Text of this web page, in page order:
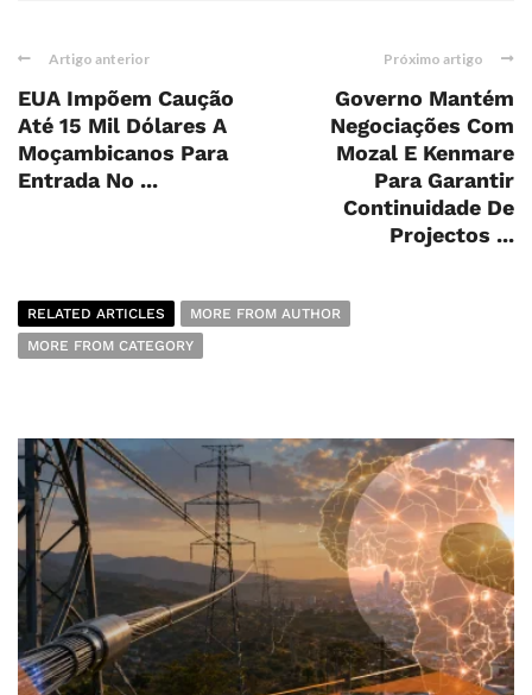
Artigo anterior
EUA Impõem Caução
Até 15 Mil Dólares A
Moçambicanos Para
Entrada No ...
Próximo artigo
Governo Mantém
Negociações Com
Mozal E Kenmare
Para Garantir
Continuidade De
Projectos ...
RELATED ARTICLES
MORE FROM AUTHOR
MORE FROM CATEGORY